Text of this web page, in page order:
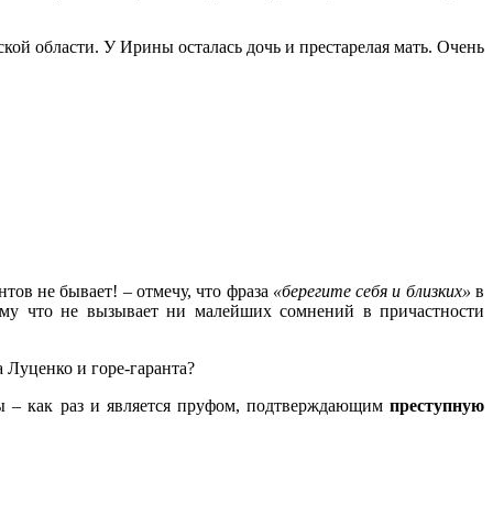
области. У Ирины осталась дочь и престарелая мать. Очень
не бывает! – отмечу, что фраза «берегите себя и близких» в
что не вызывает ни малейших сомнений в причастности
и горе-гаранта?
– как раз и является пруфом, подтверждающимпреступную